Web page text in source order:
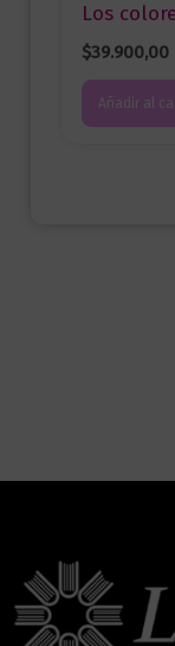
Los
$39.900,00
Añadir al